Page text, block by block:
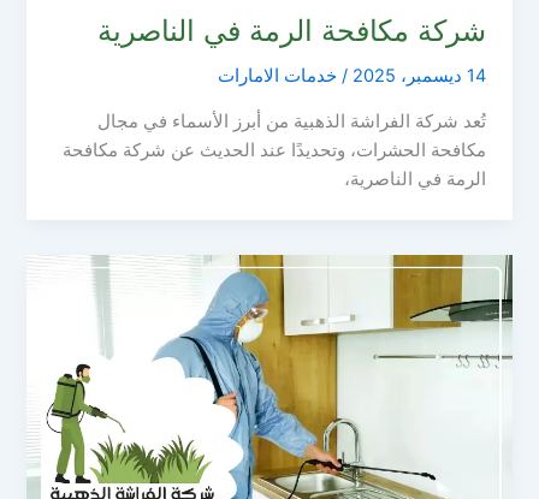
شركة مكافحة الرمة في الناصرية
14 ديسمبر، 2025 /خدمات الامارات
تُعد شركة الفراشة الذهبية من أبرز الأسماء في مجال
مكافحة الحشرات، وتحديدًا عند الحديث عن شركة مكافحة
الرمة في الناصرية،